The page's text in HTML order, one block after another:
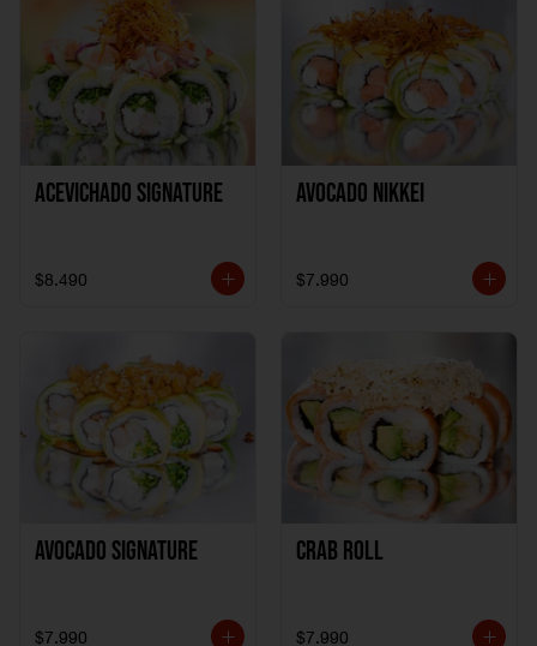
ACEVICHADO SIGNATURE
$8.490
AVOCADO NIKKEI
$7.990
AVOCADO SIGNATURE
$7.990
CRAB ROLL
$7.990